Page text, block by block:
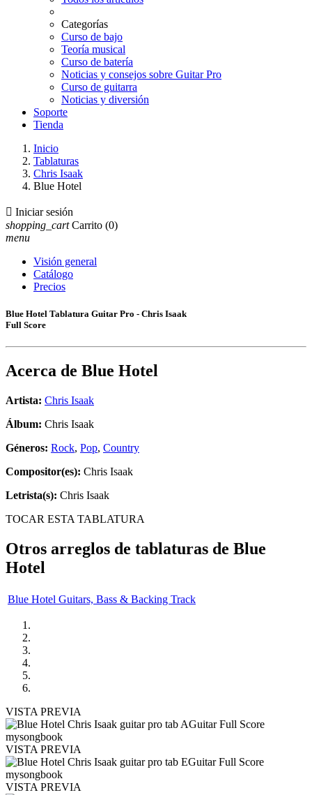
Categorías
Curso de bajo
Teoría musical
Curso de batería
Noticias y consejos sobre Guitar Pro
Curso de guitarra
Noticias y diversión
Soporte
Tienda
Inicio
Tablaturas
Chris Isaak
Blue Hotel
 Iniciar sesión
shopping_cart Carrito (0)
menu
Visión general
Catálogo
Precios
Blue Hotel Tablatura Guitar Pro - Chris Isaak
Full Score
Acerca de Blue Hotel
Artista: Chris Isaak
Álbum: Chris Isaak
Géneros: Rock, Pop, Country
Compositor(es): Chris Isaak
Letrista(s): Chris Isaak
TOCAR ESTA TABLATURA
Otros arreglos de tablaturas de Blue
Hotel
Blue Hotel Guitars, Bass & Backing Track
VISTA PREVIA
VISTA PREVIA
VISTA PREVIA